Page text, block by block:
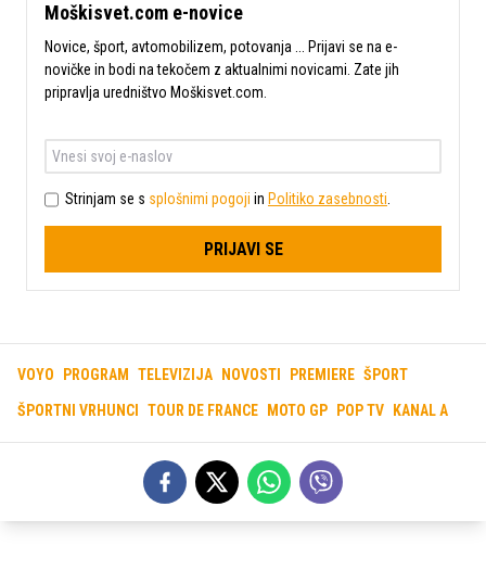
Moškisvet.com e-novice
Novice, šport, avtomobilizem, potovanja ... Prijavi se na e-
novičke in bodi na tekočem z aktualnimi novicami. Zate jih
pripravlja uredništvo Moškisvet.com.
Strinjam se s splošnimi pogoji in Politiko zasebnosti.
PRIJAVI SE
VOYO PROGRAM TELEVIZIJA NOVOSTI PREMIERE ŠPORT
ŠPORTNI VRHUNCI TOUR DE FRANCE MOTO GP POP TV KANAL A